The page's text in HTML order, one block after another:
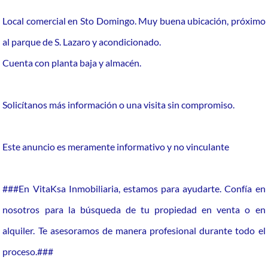
Local comercial en Sto Domingo. Muy buena ubicación, próximo
al parque de S. Lazaro y acondicionado.
Cuenta con planta baja y almacén.
Solicítanos más información o una visita sin compromiso.
Este anuncio es meramente informativo y no vinculante
###En VitaKsa Inmobiliaria, estamos para ayudarte. Confía en
nosotros para la búsqueda de tu propiedad en venta o en
alquiler. Te asesoramos de manera profesional durante todo el
proceso.###